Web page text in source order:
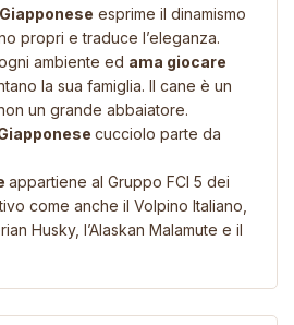
esprime il dinamismo
propri e traduce l’eleganza.
ambiente ed ama giocare
la sua famiglia. Il cane è un
un grande abbaiatore.
cucciolo parte da
appartiene al Gruppo FCI 5 dei
come anche il Volpino Italiano
Husky, l’Alaskan Malamute e il